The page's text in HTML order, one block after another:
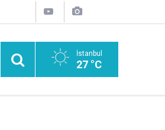
İstanbul
27 °C